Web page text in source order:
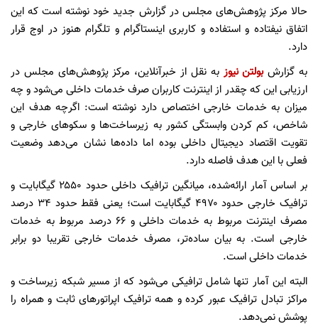
حالا مرکز پژوهش‌های مجلس در گزارش جدید خود نوشته است که این
اتفاق نیفتاده و استفاده و کاربری اینستاگرام و تلگرام هنوز در اوج قرار
دارد.
به گزارشبولتن نیوز به نقل از خبرآنلاین، مرکز پژوهش‌های مجلس در
ارزیابی این که چقدر از اینترنت کاربران صرف خدمات داخلی می‌شود و چه
میزان به خدمات خارجی اختصاص دارد نوشته است: اگرچه هدف این
شاخص، کم کردن وابستگی کشور به زیرساخت‌ها و سکوهای خارجی و
تقویت اقتصاد دیجیتال داخلی بوده اما داده‌ها نشان می‌دهد وضعیت
فعلی با این هدف فاصله دارد.
بر اساس آمار ارائه‌شده، میانگین ترافیک داخلی حدود ۲۵۵۰ گیگابایت و
ترافیک خارجی حدود ۴۹۷۰ گیگابایت است؛ یعنی فقط حدود ۳۴ درصد
مصرف اینترنت مربوط به خدمات داخلی و ۶۶ درصد مربوط به خدمات
خارجی است. به بیان ساده‌تر، مصرف خدمات خارجی تقریبا دو برابر
خدمات داخلی است.
البته این آمار تنها شامل ترافیکی می‌شود که از مسیر شبکه زیرساخت و
مراکز تبادل ترافیک عبور کرده و همه ترافیک اپراتورهای ثابت و همراه را
پوشش نمی‌دهد.